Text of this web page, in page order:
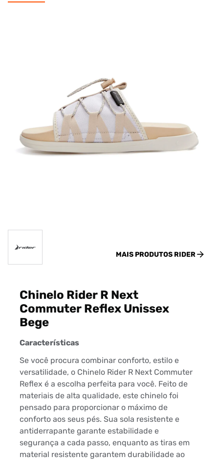
MAIS PRODUTOS RIDER
Chinelo Rider R Next
Commuter Reflex Unissex
Bege
Características
Se você procura combinar conforto, estilo e
versatilidade, o Chinelo Rider R Next Commuter
Reflex é a escolha perfeita para você. Feito de
materiais de alta qualidade, este chinelo foi
pensado para proporcionar o máximo de
conforto aos seus pés. Sua sola resistente e
antiderrapante garante estabilidade e
segurança a cada passo, enquanto as tiras em
material resistente garantem durabilidade ao